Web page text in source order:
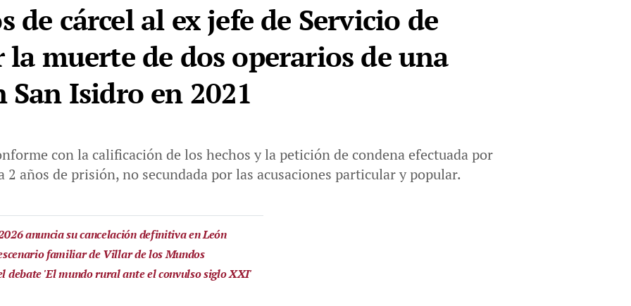
de cárcel al ex jefe de Servicio de
la muerte de dos operarios de una
Isidro en 2021
con la calificación de los hechos y la petición de condena efectuada por
años de prisión, no secundada por las acusaciones particular y popular.
anuncia su cancelación definitiva en León
familiar de Villar de los Mundos
debate 'El mundo rural ante el convulso siglo XXI'